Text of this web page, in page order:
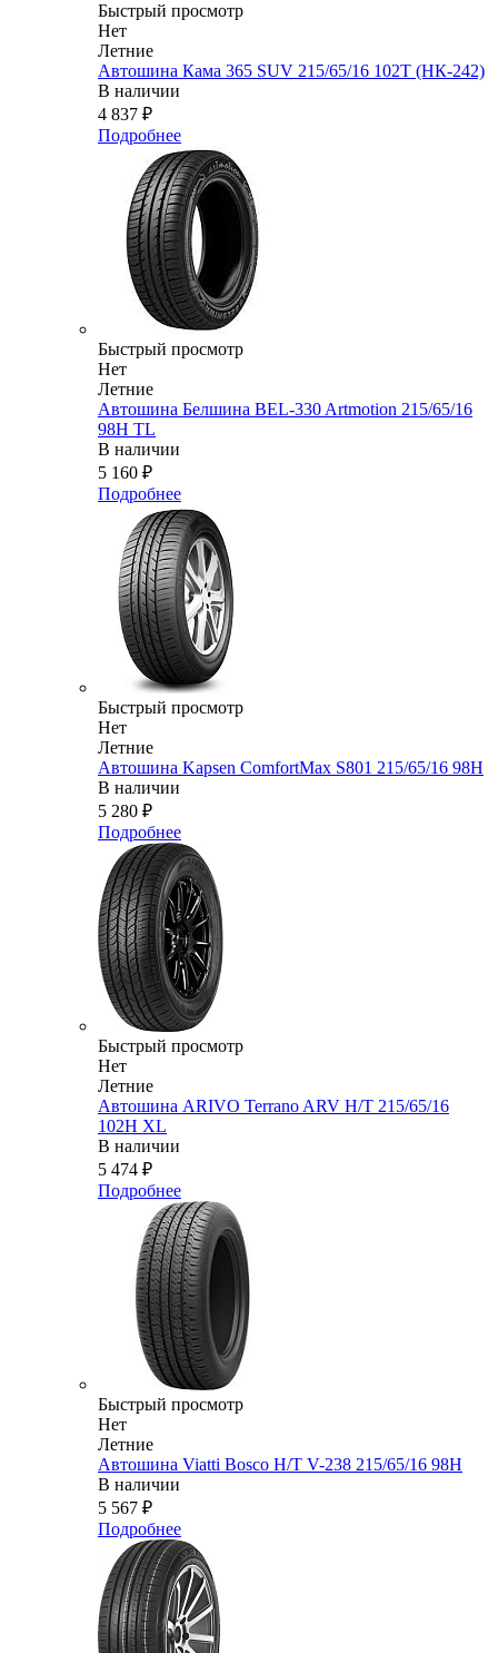
Быстрый просмотр
Нет
Летние
Автошина Кама 365 SUV 215/65/16 102T (НК-242)
В наличии
4 837 ₽
Подробнее
Быстрый просмотр
Нет
Летние
Автошина Белшина BEL-330 Artmotion 215/65/16
98H TL
В наличии
5 160 ₽
Подробнее
Быстрый просмотр
Нет
Летние
Автошина Kapsen ComfortMax S801 215/65/16 98H
В наличии
5 280 ₽
Подробнее
Быстрый просмотр
Нет
Летние
Автошина ARIVO Terrano ARV H/T 215/65/16
102H XL
В наличии
5 474 ₽
Подробнее
Быстрый просмотр
Нет
Летние
Автошина Viatti Bosco H/T V-238 215/65/16 98H
В наличии
5 567 ₽
Подробнее